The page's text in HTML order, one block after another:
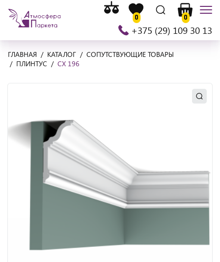
На
главную
+375 (29) 109 30 13
Список
сравненияСписок
желаемого
0 Поиск Корзина
0
ГЛАВНАЯ КАТАЛОГ
СОПУТСТВУЮЩИЕ ТОВАРЫ
ПЛИНТУС
CX 196